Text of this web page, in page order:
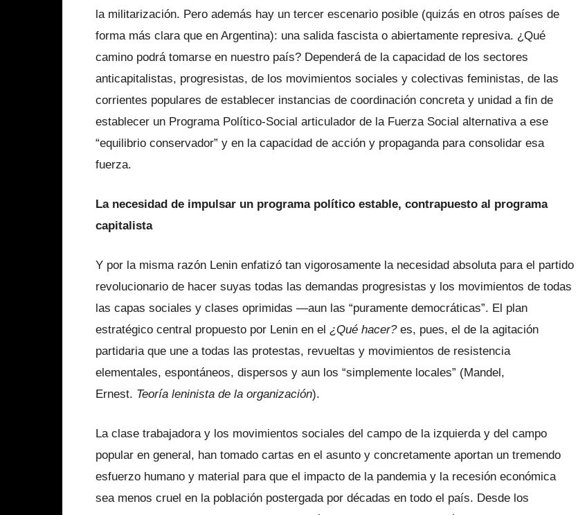
la militarización. Pero además hay un tercer escenario posible (quizás en otros países de
forma más clara que en Argentina): una salida fascista o abiertamente represiva. ¿Qué
camino podrá tomarse en nuestro país? Dependerá de la capacidad de los sectores
anticapitalistas, progresistas, de los movimientos sociales y colectivas feministas, de las
corrientes populares de establecer instancias de coordinación concreta y unidad a fin de
establecer un Programa Político-Social articulador de la Fuerza Social alternativa a ese
“equilibrio conservador” y en la capacidad de acción y propaganda para consolidar esa
fuerza.
La necesidad de impulsar un programa político estable, contrapuesto al programa
capitalista
Y por la misma razón Lenin enfatizó tan vigorosamente la necesidad absoluta para el partido
revolucionario de hacer suyas todas las demandas progresistas y los movimientos de todas
las capas sociales y clases oprimidas —aun las “puramente democráticas”. El plan
estratégico central propuesto por Lenin en el ¿Qué hacer?es, pues, el de la agitación
partidaria que une a todas las protestas, revueltas y movimientos de resistencia
elementales, espontáneos, dispersos y aun los “simplemente locales” (Mandel,
Ernest. Teoría leninista de la organización).
La clase trabajadora y los movimientos sociales del campo de la izquierda y del campo
popular en general, han tomado cartas en el asunto y concretamente aportan un tremendo
esfuerzo humano y material para que el impacto de la pandemia y la recesión económica
sea menos cruel en la población postergada por décadas en todo el país. Desde los